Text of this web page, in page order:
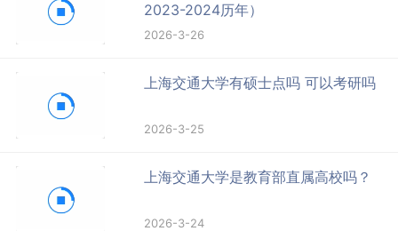
2023-2024历年）
2026-3-26
上海交通大学有硕士点吗 可以考研吗
2026-3-25
上海交通大学是教育部直属高校吗？
2026-3-24